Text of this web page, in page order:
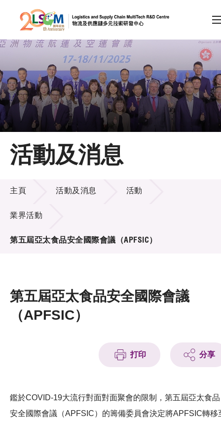
跳到內容（按回車鍵）
會員登入
A A EN 繁 简
主頁
關於LSCM
技術商品化
項目及資助計劃
活動及消息
活動及消息
主頁 活動及消息 活動
業界活動
第五屆亞太食品安全國際會議（APFSIC）
第五屆亞太食品安全國際會議
（APFSIC）
打印 分享
鑑於COVID-19大流行對面對面聚會的限制，第五屆亞太食品
安全國際會議（APFSIC）的籌備委員會決定將APFSIC轉移